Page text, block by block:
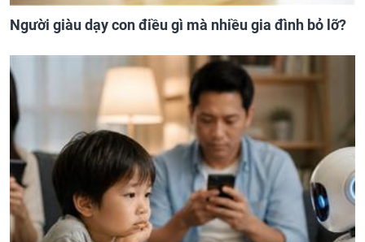
Người giàu dạy con điều gì mà nhiều gia đình bỏ lỡ?